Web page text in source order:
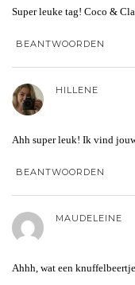
Super leuke tag! Coco &
BEANTWOORDEN
HILLENE
Ahh super leuk! Ik vind
BEANTWOORDEN
MAUDELEINE
Ahhh, wat een